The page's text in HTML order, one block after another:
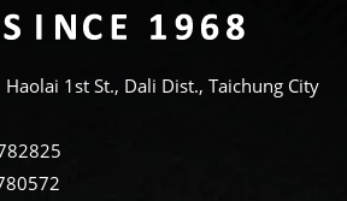
1st St., Dali Dist., Taichung City